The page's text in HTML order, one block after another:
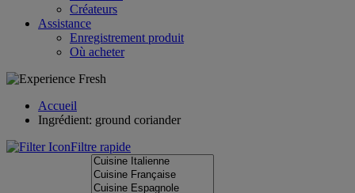
Créateurs
Assistance
Enregistrement produit
Où acheter
Accueil
Ingrédient: ground coriander
Filtre rapide